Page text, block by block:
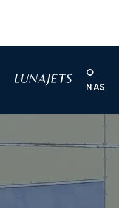
O
NAS